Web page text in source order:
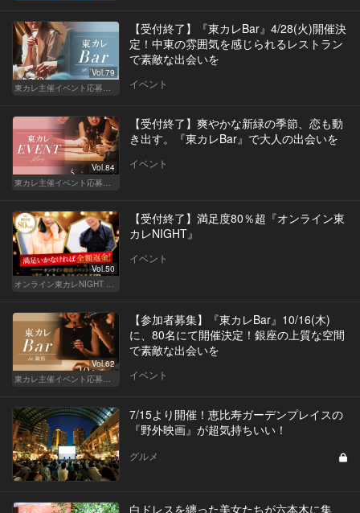
Vol.79
東カレ主催イベント応募詳細記事一覧
【受付終了】『東カレBar』4/28(火)開催決
定！中東の雰囲気を感じられるレストラン
で素敵な出会いを
イベント
Vol.84
東カレ主催イベント応募詳細記事一覧
【受付終了】爽やかな新緑の季節、恋も動
き出す。『東カレBar』で大人の出会いを
イベント
Vol.50
オンライン東カレNIGHT イベント募集
【受付終了】満足度80％超『オンライン東
カレNIGHT』
イベント
Vol.62
東カレ主催イベント応募詳細記事一覧
【参加者募集】『東カレBar』10/16(木)
に、80名にて開催決定！銀座の上質な空間
で素敵な出会いを
イベント
7/15より開催！恵比寿ガーデンプレイスの
『野外映画』が超気持ちいい！
グルメ
白ドレスを纏った美女たちが六本木に集